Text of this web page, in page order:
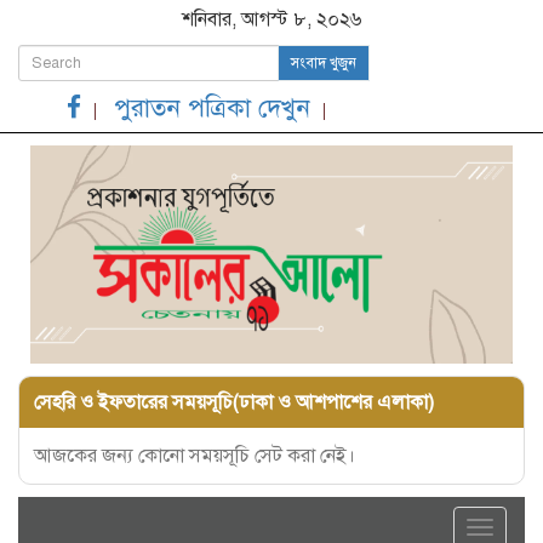
শনিবার, আগস্ট ৮, ২০২৬
সংবাদ খুজুন
পুরাতন পত্রিকা দেখুন
সেহরি ও ইফতারের সময়সূচি(ঢাকা ও আশপাশের এলাকা)
আজকের জন্য কোনো সময়সূচি সেট করা নেই।
Toggle